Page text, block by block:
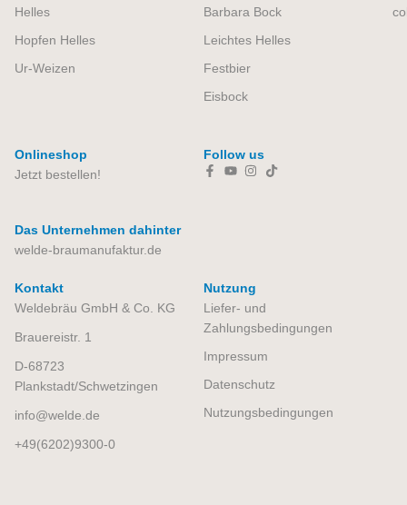
Helles
Hopfen Helles
Ur-Weizen
Barbara Bock
Leichtes Helles
Festbier
Eisbock
Onlineshop
Jetzt bestellen!
Follow us
Das Unternehmen dahinter
welde-braumanufaktur.de
Kontakt
Weldebräu GmbH & Co. KG
Brauereistr. 1
D-68723
Plankstadt/Schwetzingen
info
welde.de
+49(6202)9300-0
Nutzung
Liefer- und
Zahlungsbedingungen
Impressum
Datenschutz
Nutzungsbedingungen​